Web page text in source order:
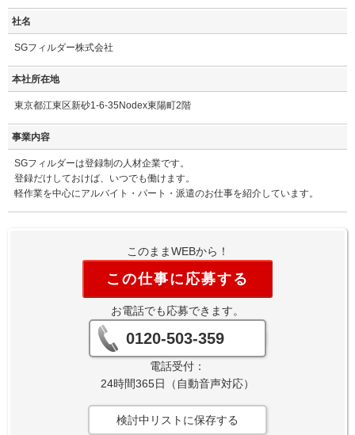
社名
SGフィルダー株式会社
本社所在地
東京都江東区新砂1-6-35Nodex東陽町2階
事業内容
SGフィルダーは登録制の人材企業です。
登録だけしておけば、いつでも働けます。
軽作業を中心にアルバイト・パート・派遣のお仕事を紹介しています。
このままWEBから！
この仕事に応募する
お電話でも応募できます。
0120-503-359
電話受付：
24時間365日（自動音声対応）
検討中リストに保存する